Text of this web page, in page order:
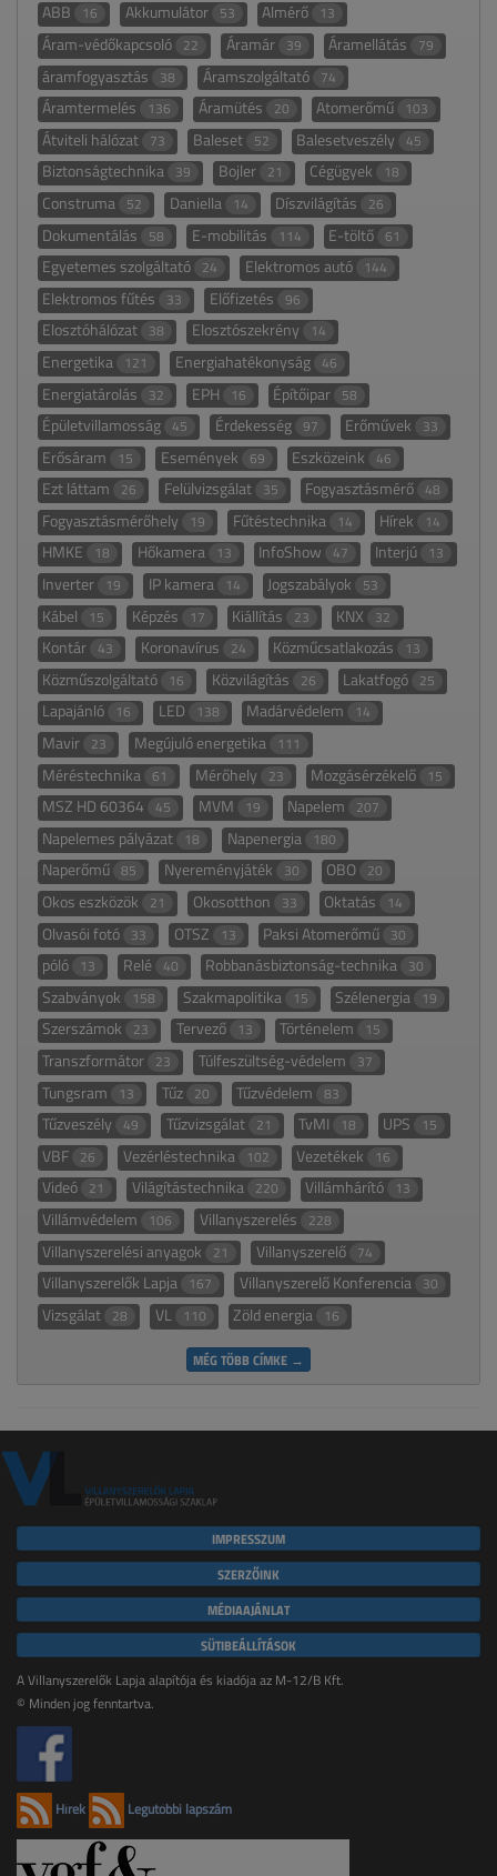
ABB 16 Akkumulátor 53 Almérő 13
Áram-védőkapcsoló 22 Áramár 39 Áramellátás 79
áramfogyasztás 38 Áramszolgáltató 74
Áramtermelés 136 Áramütés 20 Atomerőmű 103
Átviteli hálózat 73 Baleset 52 Balesetveszély 45
Biztonságtechnika 39 Bojler 21 Cégügyek 18
Construma 52 Daniella 14 Díszvilágítás 26
Dokumentálás 58 E-mobilitás 114 E-töltő 61
Egyetemes szolgáltató 24 Elektromos autó 144
Elektromos fűtés 33 Előfizetés 96
Elosztóhálózat 38 Elosztószekrény 14
Energetika 121 Energiahatékonyság 46
Energiatárolás 32 EPH 16 Építőipar 58
Épületvillamosság 45 Érdekesség 97 Erőművek 33
Erősáram 15 Események 69 Eszközeink 46
Ezt láttam 26 Felülvizsgálat 35 Fogyasztásmérő 48
Fogyasztásmérőhely 19 Fűtéstechnika 14 Hírek 14
HMKE 18 Hőkamera 13 InfoShow 47 Interjú 13
Inverter 19 IP kamera 14 Jogszabályok 53
Kábel 15 Képzés 17 Kiállítás 23 KNX 32
Kontár 43 Koronavírus 24 Közműcsatlakozás 13
Közműszolgáltató 16 Közvilágítás 26 Lakatfogó 25
Lapajánló 16 LED 138 Madárvédelem 14
Mavir 23 Megújuló energetika 111
Méréstechnika 61 Mérőhely 23 Mozgásérzékelő 15
MSZ HD 60364 45 MVM 19 Napelem 207
Napelemes pályázat 18 Napenergia 180
Naperőmű 85 Nyereményjáték 30 OBO 20
Okos eszközök 21 Okosotthon 33 Oktatás 14
Olvasói fotó 33 OTSZ 13 Paksi Atomerőmű 30
póló 13 Relé 40 Robbanásbiztonság-technika 30
Szabványok 158 Szakmapolitika 15 Szélenergia 19
Szerszámok 23 Tervező 13 Történelem 15
Transzformátor 23 Túlfeszültség-védelem 37
Tungsram 13 Tűz 20 Tűzvédelem 83
Tűzveszély 49 Tűzvizsgálat 21 TvMI 18 UPS 15
VBF 26 Vezérléstechnika 102 Vezetékek 16
Videó 21 Világítástechnika 220 Villámhárító 13
Villámvédelem 106 Villanyszerelés 228
Villanyszerelési anyagok 21 Villanyszerelő 74
Villanyszerelők Lapja 167 Villanyszerelő Konferencia 30
Vizsgálat 28 VL 110 Zöld energia 16
MÉG TÖBB CÍMKE →
IMPRESSZUM
SZERZŐINK
MÉDIAAJÁNLAT
SÜTIBEÁLLÍTÁSOK
A Villanyszerelők Lapja alapítója és kiadója az M-12/B Kft.
© Minden jog fenntartva.
Hírek Legutóbbi lapszám